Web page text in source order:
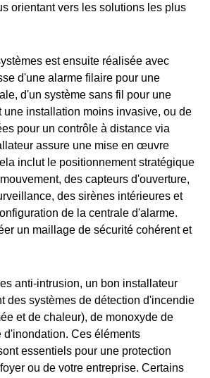
orientant vers les solutions les plus
est ensuite réalisée avec
d'une alarme filaire pour une
d'un système sans fil pour une
une installation moins invasive, ou de
pour un contrôle à distance via
assure une mise en œuvre
inclut le positionnement stratégique
des capteurs d'ouverture,
des sirènes intérieures et
de la centrale d'alarme.
un maillage de sécurité cohérent et
anti-intrusion, un bon installateur
des systèmes de détection d'incendie
et de chaleur), de monoxyde de
d'inondation. Ces éléments
essentiels pour une protection
ou de votre entreprise. Certains